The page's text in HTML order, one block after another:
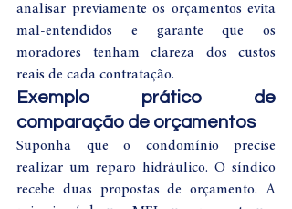
analisar previamente os orçamentos evita
mal-entendidos e garante que os
moradores tenham clareza dos custos
reais de cada contratação.
Exemplo prático de
comparação de orçamentos
Suponha que o condomínio precise
realizar um reparo hidráulico. O síndico
recebe duas propostas de orçamento. A